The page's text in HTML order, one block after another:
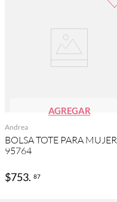
AGREGAR
Andrea
BOLSA TOTE PARA MUJER
95764
$753. 87